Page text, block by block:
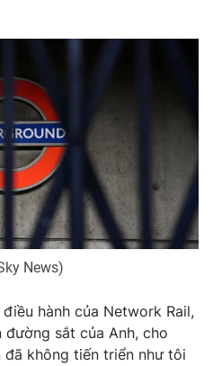
hình Việt Nam
báo điện tử số 483/GP-BTTTT
Mỹ Hạnh, Phạm Quốc Thắng,
- 024.38 355 932
897 897
News)
hành của Network Rail,
sắt của Anh, cho
không tiến triển như tôi